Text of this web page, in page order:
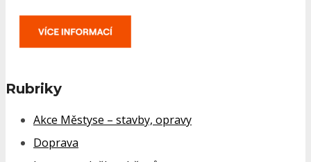
Rubriky
Akce Městyse – stavby, opravy
Doprava